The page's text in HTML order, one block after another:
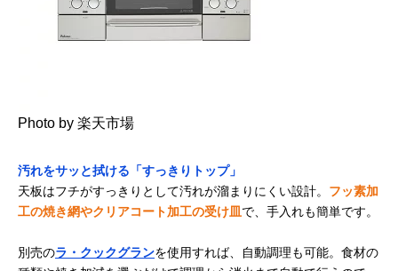
Photo by 楽天市場
汚れをサッと拭ける「すっきりトップ」
天板はフチがすっきりとして汚れが溜まりにくい設計。 フッ素加
工の焼き網やクリアコート加工の受け皿で、手入れも簡単です。
別売のラ・クックグランを使用すれば、自動調理も可能。食材の